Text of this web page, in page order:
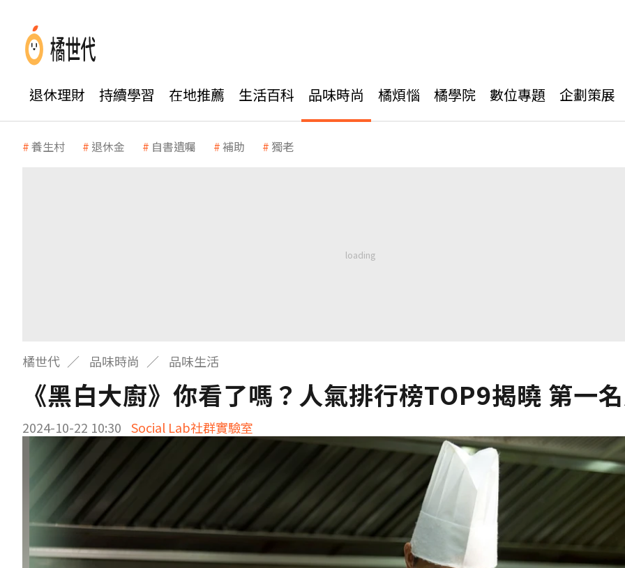
退休理財 持續學習 在地推薦 生活百科 品味時尚 橘煩惱 橘學院 數位專題 企劃策展
養生村 退休金 自書遺囑 補助 獨老
橘世代 品味時尚 品味生活
《黑白大廚》你看了嗎？人氣排行榜TOP9揭曉 第一
2024-10-22 10:30 Social Lab社群實驗室